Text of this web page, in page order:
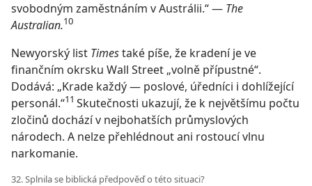
svobodným zaměstnáním v Austrálii.“ — The
Australian.10
Newyorský list Timestaké píše, že kradení je ve
finančním okrsku Wall Street „volně přípustné“.
Dodává: „Krade každý — poslové, úředníci i dohlížející
personál.“11 Skutečnosti ukazují, že k největšímu počtu
zločinů dochází v nejbohatších průmyslových
národech. A nelze přehlédnout ani rostoucí vlnu
narkomanie.
32. Splnila se biblická předpověď o této situaci?